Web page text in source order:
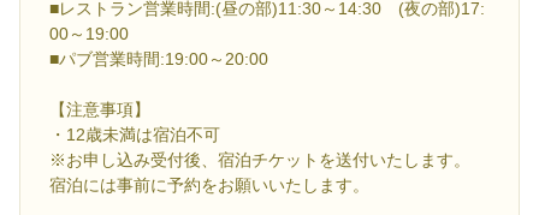
■レストラン営業時間:(昼の部)11:30～14:30 (夜の部)17:
00～19:00
■パブ営業時間:19:00～20:00
【注意事項】
・12歳未満は宿泊不可
※お申し込み受付後、宿泊チケットを送付いたします。
宿泊には事前に予約をお願いいたします。